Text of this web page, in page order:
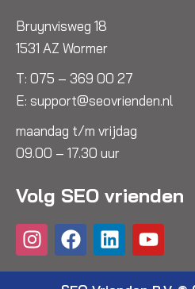
Bruynvisweg 18
1531 AZ Wormer
T: 075 – 369 00 27
E: support@seovrienden.nl
maandag t/m vrijdag
09.00 – 17.30 uur
Volg SEO vrienden
I
n
s
F
a
c
L
i
n
Y
o
u